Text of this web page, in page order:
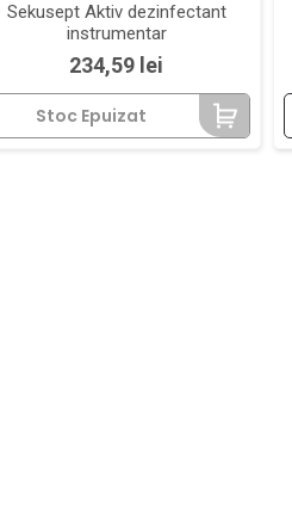
Sekusept Aktiv dezinfectant
instrumentar
Pret
234,59 lei
Stoc Epuizat